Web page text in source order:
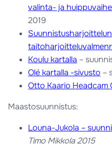
valinta- ja
2019
Koulu kartalla –
Olé kartalla -sivusto –
Otto Kaario
Maastosuunnistus:
Louna-Jukola –
Timo Mikkola 2015